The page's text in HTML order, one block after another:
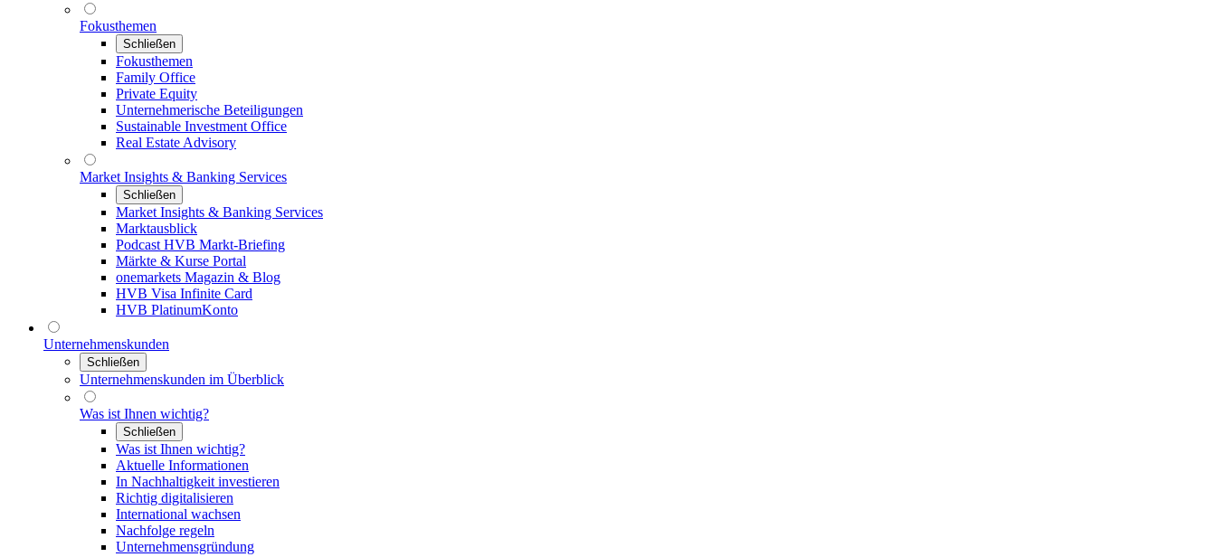
Fokusthemen
Schließen
Fokusthemen
Family Office
Private Equity
Unternehmerische Beteiligungen
Sustainable Investment Office
Real Estate Advisory
Market Insights & Banking Services
Schließen
Market Insights & Banking Services
Marktausblick
Podcast HVB Markt-Briefing
Märkte & Kurse Portal
onemarkets Magazin & Blog
HVB Visa Infinite Card
HVB PlatinumKonto
Unternehmenskunden
Schließen
Unternehmenskunden im Überblick
Was ist Ihnen wichtig?
Schließen
Was ist Ihnen wichtig?
Aktuelle Informationen
In Nachhaltigkeit investieren
Richtig digitalisieren
International wachsen
Nachfolge regeln
Unternehmensgründung